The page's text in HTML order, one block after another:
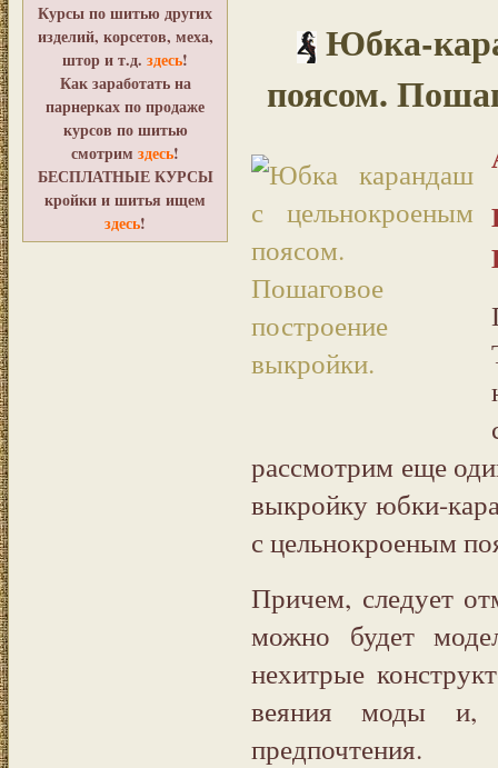
Курсы по шитью других
изделий, корсетов, меха,
штор и т.д. здесь!
Как заработать на
парнерках по продаже
курсов по шитью
смотрим здесь!
БЕСПЛАТНЫЕ КУРСЫ
кройки и шитья ищем
здесь!
Юбка-
поясом.
рассмотрим еще
выкройку юбки-
с цельнокроеным
Причем, следует
можно будет
нехитрые
веяния моды и,
предпочтения.